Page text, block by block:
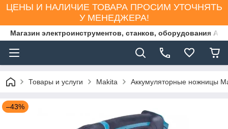
ЦЕНЫ И НАЛИЧИЕ ТОВАРА ПРОСИМ УТОЧНЯТЬ
У МЕНЕДЖЕРА!
Магазин электроинструментов, станков, оборудования
Товары и услуги Makita Аккумуляторные ножницы
–43%